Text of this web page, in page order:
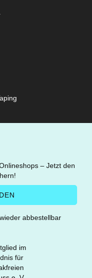
– Jetzt den
abbestellbar